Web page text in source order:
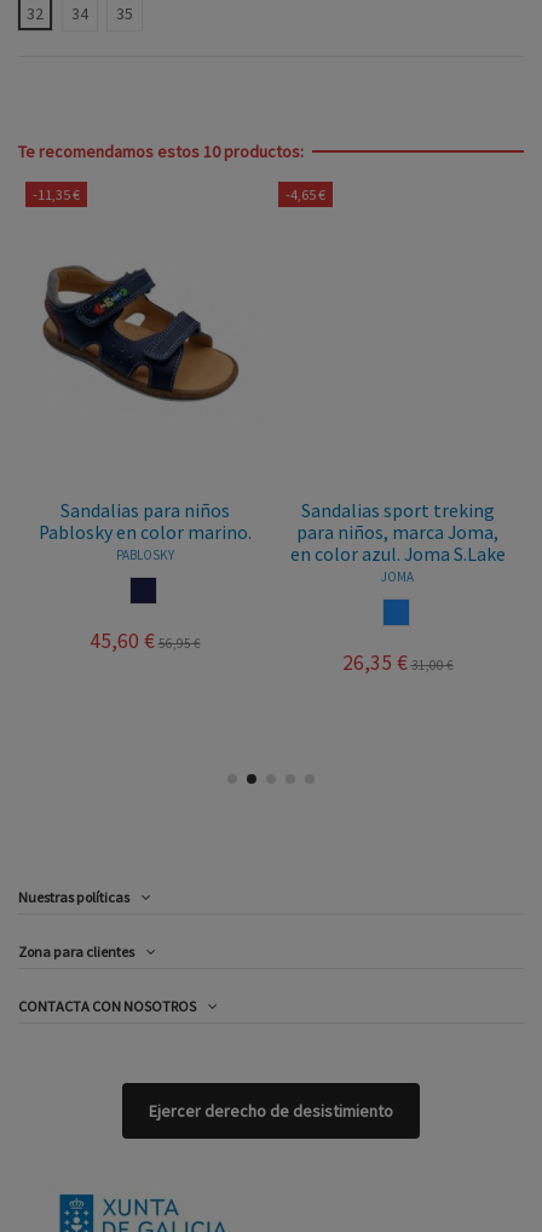
32
34 35
Te recomendamos estos 10 productos:
-11,35 €
Sandalias para niños
Pablosky en color marino.
PABLOSKY
45,60 € 56,95 €
-4,65 €
Sandalias sport treking
para niños, marca Joma,
en color azul. Joma S.Lake
JOMA
26,35 € 31,00 €
Nuestras políticas
Zona para clientes
CONTACTA CON NOSOTROS
Ejercer derecho de desistimiento